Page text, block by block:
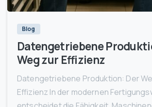
Blog
Datengetriebene
Weg zur Effizienz
Datengetriebene Produktion: Der
Effizienz In der modernen